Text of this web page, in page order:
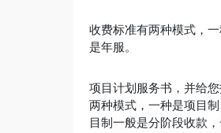
收费标准有两种模式，
是年服。
项目计划服务书，并给
两种模式，一种是项目
目制一般是分阶段收款